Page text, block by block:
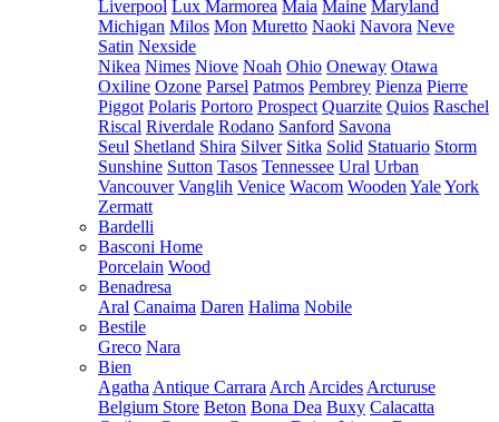
Liverpool Lux Marmorea Maia Maine Maryland
Michigan Milos Mon Muretto Naoki Navora Neve
Satin Nexside
Nikea Nimes Niove Noah Ohio Oneway Otawa
Oxiline Ozone Parsel Patmos Pembrey Pienza Pierre
Piggot Polaris Portoro Prospect Quarzite Quios Raschel
Riscal Riverdale Rodano Sanford Savona
Seul Shetland Shira Silver Sitka Solid Statuario Storm
Sunshine Sutton Tasos Tennessee Ural Urban
Vancouver Vanglih Venice Wacom Wooden YaleYork
Zermatt
Bardelli
Basconi Home
Porcelain Wood
Benadresa
Aral Canaima Daren Halima Nobile
Bestile
Greco Nara
Bien
Agatha Antique Carrara Arch Arcides Arcturuse
Belgium Store Beton Bona Dea Buxy Calacatta